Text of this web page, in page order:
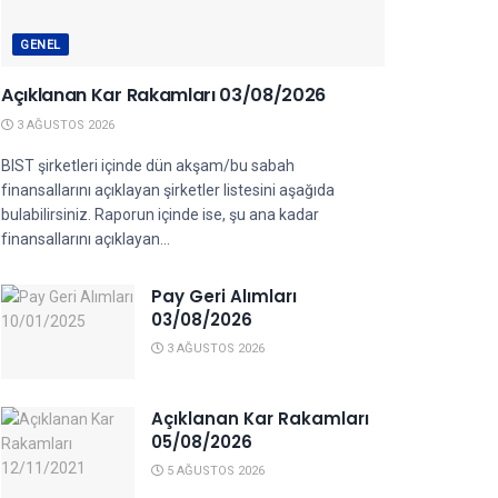
GENEL
Açıklanan Kar Rakamları 03/08/2026
3 AĞUSTOS 2026
BIST şirketleri içinde dün akşam/bu sabah
finansallarını açıklayan şirketler listesini aşağıda
bulabilirsiniz. Raporun içinde ise, şu ana kadar
finansallarını açıklayan...
Pay Geri Alımları
03/08/2026
3 AĞUSTOS 2026
Açıklanan Kar Rakamları
05/08/2026
5 AĞUSTOS 2026